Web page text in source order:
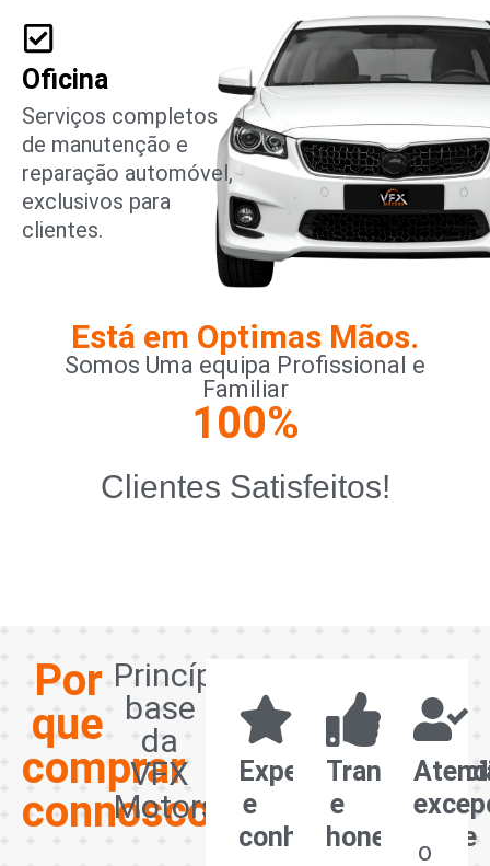
Oficina
Serviços completos
de manutenção e
reparação automóvel,
exclusivos para
clientes.
Está em Optimas Mãos.
Somos Uma equipa Profissional e
Familiar
Clientes Satisfeitos!
100%
Por
que
comprar
connosco?
Princípios
base
da
VFX
Motors
Experiência
e
conhecimento
e
honestidade
O